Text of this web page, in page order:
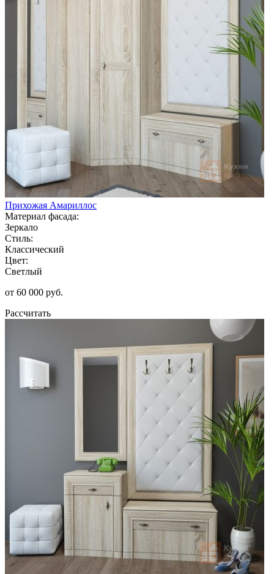
Прихожая Амариллос
Материал фасада:
Зеркало
Стиль:
Классический
Цвет:
Светлый
от 60 000 руб.
Рассчитать